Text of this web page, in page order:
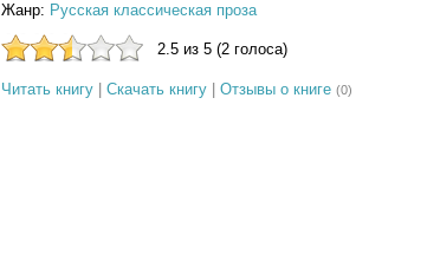
Жанр: Русская классическая проза
2.5 из 5 (2 голоса)
Читать книгу| Скачать книгу| Отзывы о книге (0)